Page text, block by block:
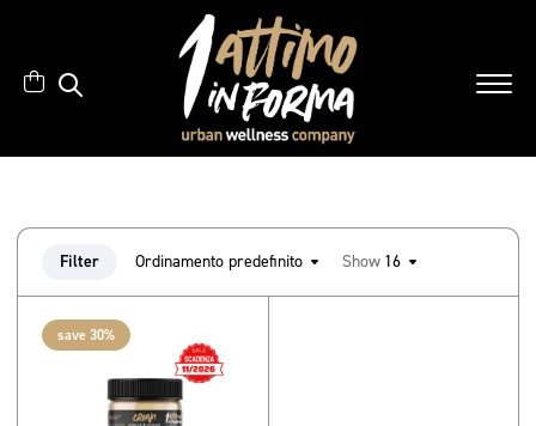
Filter Ordinamento predefinito Show 16
save 30%